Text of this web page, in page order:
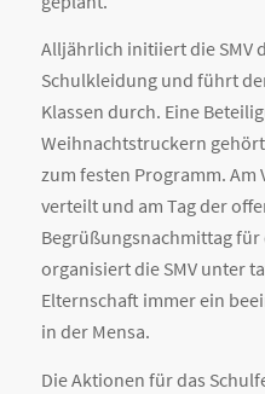
Alljährlich initiiert die SMV
Schulkleidung und führt
Klassen durch. Eine
Weihnachtstruckern
zum festen Programm. Am
verteilt und am Tag der
Begrüßungsnachmittag
organisiert die SMV unter
Elternschaft immer ein
in der Mensa.
Die Aktionen für das